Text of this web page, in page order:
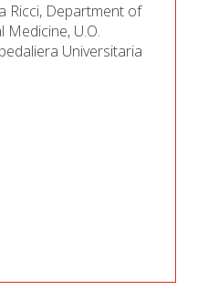
Ricci, Department of
Medicine, U.O.
Universitaria